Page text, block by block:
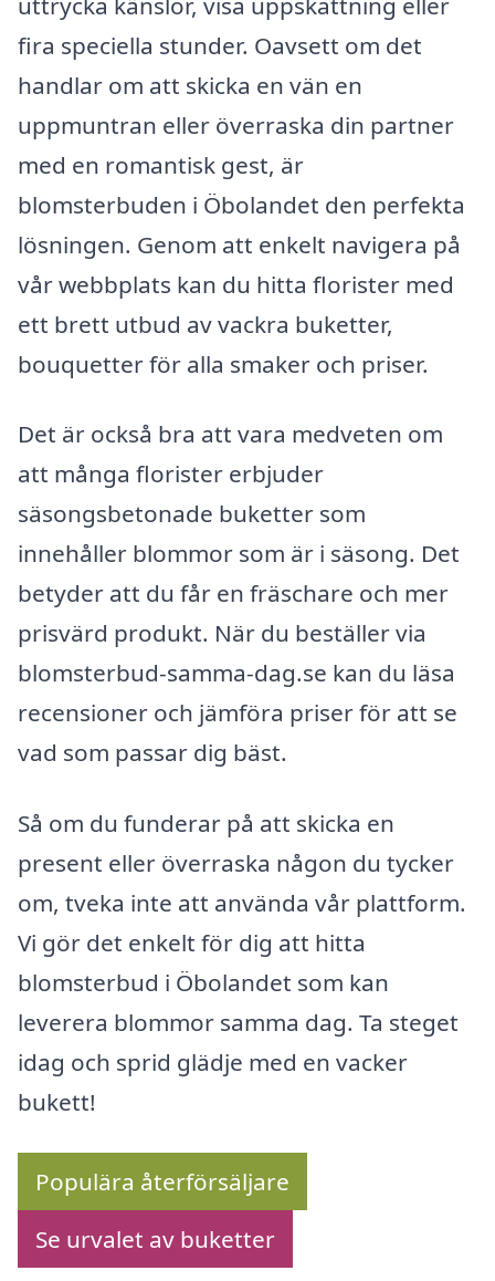
fira speciella stunder. Oavsett om det
handlar om att skicka en vän en
uppmuntran eller överraska din partner
med en romantisk gest, är
blomsterbuden i Öbolandet den perfekta
lösningen. Genom att enkelt navigera på
vår webbplats kan du hitta florister med
ett brett utbud av vackra buketter,
bouquetter för alla smaker och priser.
Det är också bra att vara medveten om
att många florister erbjuder
säsongsbetonade buketter som
innehåller blommor som är i säsong. Det
betyder att du får en fräschare och mer
prisvärd produkt. När du beställer via
blomsterbud-samma-dag.se kan du läsa
recensioner och jämföra priser för att se
vad som passar dig bäst.
Så om du funderar på att skicka en
present eller överraska någon du tycker
om, tveka inte att använda vår plattform.
Vi gör det enkelt för dig att hitta
blomsterbud i Öbolandet som kan
leverera blommor samma dag. Ta steget
idag och sprid glädje med en vacker
bukett!
Populära återförsäljare
Se urvalet av buketter